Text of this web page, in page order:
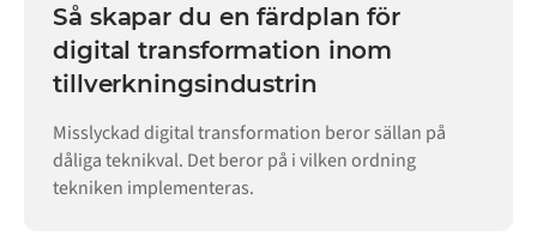
Så skapar du en färdplan för
digital transformation inom
tillverkningsindustrin
Misslyckad digital transformation beror sällan på
dåliga teknikval. Det beror på i vilken ordning
tekniken implementeras.